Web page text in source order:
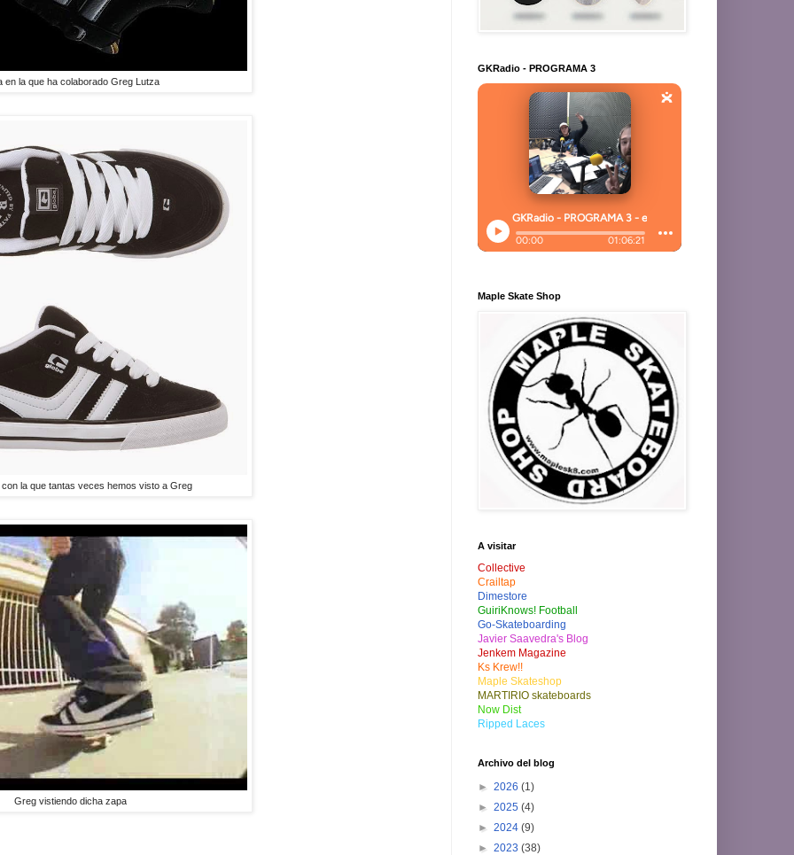
en la que ha colaborado Greg Lutza
la que tantas veces hemos visto a Greg
Greg vistiendo dicha zapa
GKRadio - PROGRAMA 3
Maple Skate Shop
A visitar
Collective
Crailtap
Dimestore
GuiriKnows! Football
Go-Skateboarding
Javier Saavedra's Blog
Jenkem Magazine
Ks Krew!!
Maple Skateshop
MARTIRIO skateboards
Now Dist
Ripped Laces
Archivo del blog
► 2026 (1)
► 2025 (4)
► 2024 (9)
► 2023 (38)